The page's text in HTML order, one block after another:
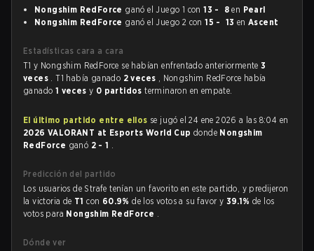
Nongshim RedForce ganó el Juego 1 con13 - 8 en Pearl
Nongshim RedForce ganó el Juego 2 con15 - 13 enAscent
Estadísticas cara a cara
T1 y Nongshim RedForce se habían enfrentado anteriormente3
veces . T1 había ganado 2 veces , Nongshim RedForce había
ganado 1 vecesy 0 partidosterminaron en empate.
El último partido entre ellos se jugó el 24 ene 2026 a las 8:04 en
2026 VALORANT at Esports World Cup donde Nongshim
RedForce ganó 2 - 1 .
Predicción del partido
Los usuarios de Strafe tenían un favorito en este partido, y predijeron
la victoria de T1con 60.9%de los votos a su favor y 39.1%de los
votos para Nongshim RedForce .
Dónde ver